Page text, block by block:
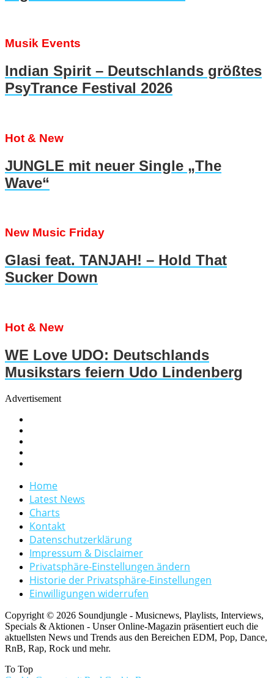
Musik Events
Indian Spirit – Deutschlands größtes
PsyTrance Festival 2026
Hot & New
JUNGLE mit neuer Single „The
Wave“
New Music Friday
Glasi feat. TANJAH! – Hold That
Sucker Down
Hot & New
WE Love UDO: Deutschlands
Musikstars feiern Udo Lindenberg
Advertisement
Home
Latest News
Charts
Kontakt
Datenschutzerklärung
Impressum & Disclaimer
Privatsphäre-Einstellungen ändern
Historie der Privatsphäre-Einstellungen
Einwilligungen widerrufen
Copyright © 2026 Soundjungle - Musicnews, Playlists, Interviews,
Specials & Aktionen - Unser Online-Magazin präsentiert euch die
aktuellsten News und Trends aus den Bereichen EDM, Pop, Dance,
RnB, Rap, Rock und mehr.
To Top